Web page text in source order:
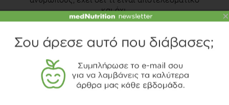
και όχι.
Γνωρίστε τoν αρθογράφο
Δείτε το διαιτολογικό γραφείο
×